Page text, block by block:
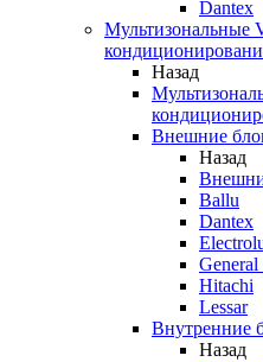
Dantex
Мультизональные
Назад
Внешние
Назад
Ballu
Dantex
Hitachi
Lessar
Внутренние
Назад